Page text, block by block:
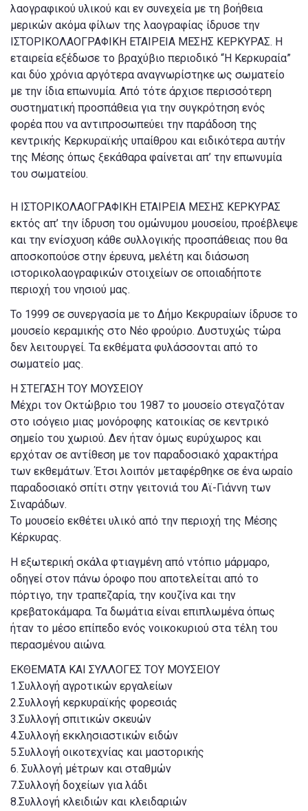
λαογραφικού υλικού και εν συνεχεία με τη βοήθεια
μερικών ακόμα φίλων της λαογραφίας ίδρυσε την
ΙΣΤΟΡΙΚΟΛΑΟΓΡΑΦΙΚΗ ΕΤΑΙΡΕΙΑ ΜΕΣΗΣ ΚΕΡΚΥΡΑΣ. Η
εταιρεία εξέδωσε το βραχύβιο περιοδικό “Η Κερκυραία”
και δύο χρόνια αργότερα αναγνωρίστηκε ως σωματείο
με την ίδια επωνυμία. Από τότε άρχισε περισσότερη
συστηματική προσπάθεια για την συγκρότηση ενός
φορέα που να αντιπροσωπεύει την παράδοση της
κεντρικής Κερκυραϊκής υπαίθρου και ειδικότερα αυτήν
της Μέσης όπως ξεκάθαρα φαίνεται απ’ την επωνυμία
του σωματείου.
Η ΙΣΤΟΡΙΚΟΛΑΟΓΡΑΦΙΚΗ ΕΤΑΙΡΕΙΑ ΜΕΣΗΣ ΚΕΡΚΥΡΑΣ
εκτός απ’ την ίδρυση του ομώνυμου μουσείου, προέβλεψε
και την ενίσχυση κάθε συλλογικής προσπάθειας που θα
αποσκοπούσε στην έρευνα, μελέτη και διάσωση
ιστορικολαογραφικών στοιχείων σε οποιαδήποτε
περιοχή του νησιού μας.
Το 1999 σε συνεργασία με το Δήμο Κεκρυραίων ίδρυσε το
μουσείο κεραμικής στο Νέο φρούριο. Δυστυχώς τώρα
δεν λειτουργεί. Τα εκθέματα φυλάσσονται από το
σωματείο μας.
Η ΣΤΕΓΑΣΗ ΤΟΥ ΜΟΥΣΕΙΟΥ
Μέχρι τον Οκτώβριο του 1987 το μουσείο στεγαζόταν
στο ισόγειο μιας μονόροφης κατοικίας σε κεντρικό
σημείο του χωριού. Δεν ήταν όμως ευρύχωρος και
ερχόταν σε αντίθεση με τον παραδοσιακό χαρακτήρα
των εκθεμάτων. Έτσι λοιπόν μεταφέρθηκε σε ένα ωραίο
παραδοσιακό σπίτι στην γειτονιά του Αϊ-Γιάννη των
Σιναράδων.
Το μουσείο εκθέτει υλικό από την περιοχή της Μέσης
Κέρκυρας.
Η εξωτερική σκάλα φτιαγμένη από ντόπιο μάρμαρο,
οδηγεί στον πάνω όροφο που αποτελείται από το
πόρτιγο, την τραπεζαρία, την κουζίνα και την
κρεβατοκάμαρα. Τα δωμάτια είναι επιπλωμένα όπως
ήταν το μέσο επίπεδο ενός νοικοκυριού στα τέλη του
περασμένου αιώνα.
ΕΚΘΕΜΑΤΑ ΚΑΙ ΣΥΛΛΟΓΕΣ ΤΟΥ ΜΟΥΣΕΙΟΥ
1.Συλλογή αγροτικών εργαλείων
2.Συλλογή κερκυραϊκής φορεσιάς
3.Συλλογή σπιτικών σκευών
4.Συλλογή εκκλησιαστικών ειδών
5.Συλλογή οικοτεχνίας και μαστορικής
6. Συλλογή μέτρων και σταθμών
7.Συλλογή δοχείων για λάδι
8.Συλλογή κλειδιών και κλειδαριών